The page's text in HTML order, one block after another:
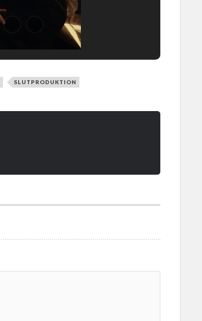
SLUTPRODUKTION